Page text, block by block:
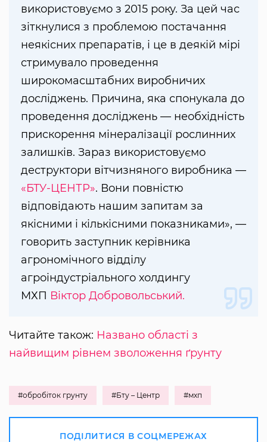
використовуємо з 2015 року. За цей час
зіткнулися з проблемою постачання
неякісних препаратів, і це в деякій мірі
стримувало проведення
широкомасштабних виробничих
досліджень. Причина, яка спонукала до
проведення досліджень — необхідність
прискорення мінералізації рослинних
залишків. Зараз використовуємо
деструктори вітчизняного виробника —
«БТУ-ЦЕНТР». Вони повністю
відповідають нашим запитам за
якісними і кількісними показниками», —
говорить заступник керівника
агрономічного відділу
агроіндустріального холдингу
МХП Віктор Добровольський.
Читайте також: Названо області з
найвищим рівнем зволоження ґрунту
#обробіток грунту #Бту – Центр #мхп
ПОДІЛИТИСЯ В СОЦМЕРЕЖАХ